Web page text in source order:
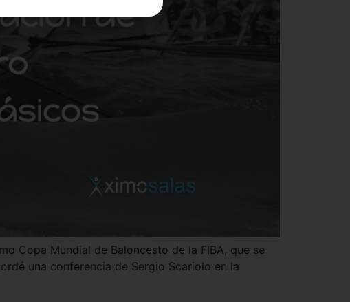
Copa Mundial de Baloncesto de la FIBA, que se
una conferencia de Sergio Scariolo en la